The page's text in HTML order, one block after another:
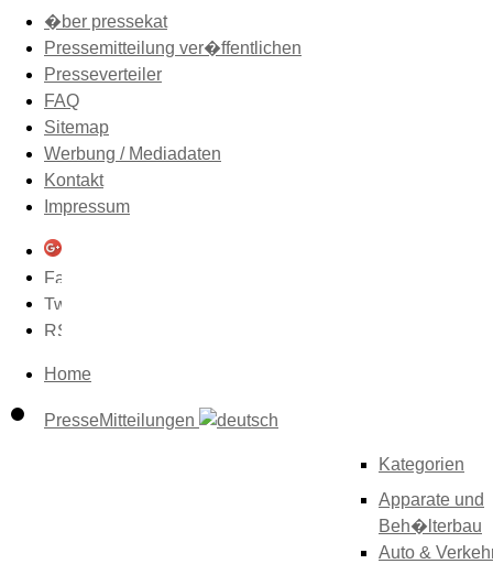
�ber pressekat
Pressemitteilung ver�ffentlichen
Presseverteiler
FAQ
Sitemap
Werbung / Mediadaten
Kontakt
Impressum
Home
PresseMitteilungen
Kategorien
Apparate und
Beh�lterbau
Auto &